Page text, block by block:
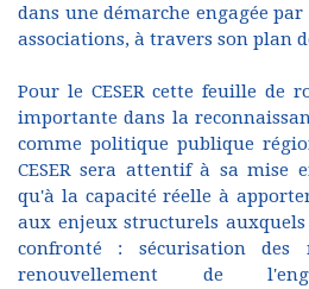
dans une démarche engagée
associations, à travers son plan
Pour le CESER cette feuille de
importante dans la
comme politique publique
CESER sera attentif à sa mise
qu'à la capacité réelle à
aux enjeux structurels
confronté : sécurisation des
renouvellement de